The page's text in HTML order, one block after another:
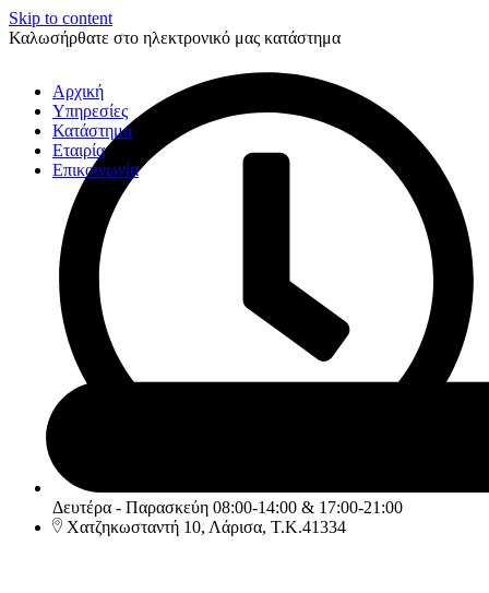
Skip to content
Καλωσήρθατε στο ηλεκτρονικό μας κατάστημα
Δευτέρα - Παρασκεύη 08:00-14:00 & 17:00-21:00
Χατζηκωσταντή 10, Λάρισα, Τ.Κ.41334
Αρχική
Υπηρεσίες
Κατάστημα
Εταιρία
Επικοινωνία